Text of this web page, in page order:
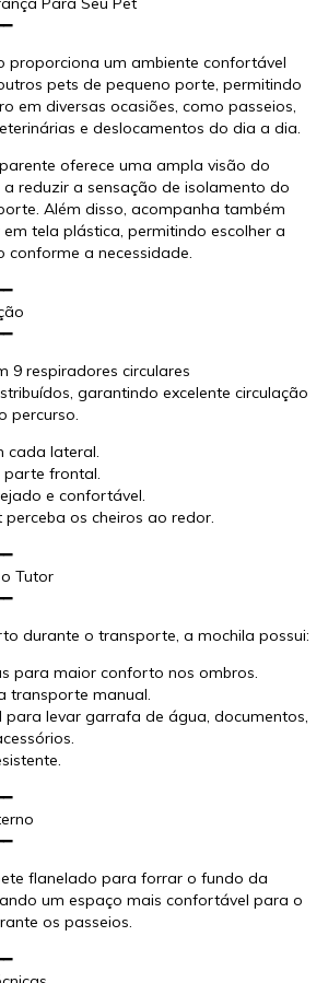
proporciona um ambiente confortável
pets de pequeno porte, permitindo
em diversas ocasiões, como passeios,
e deslocamentos do dia a dia.
oferece uma ampla visão do
reduzir a sensação de isolamento do
Além disso, acompanha também
tela plástica, permitindo escolher a
conforme a necessidade.
9 respiradores circulares
garantindo excelente circulação
percurso.
cada lateral.
frontal.
e confortável.
os cheiros ao redor.
Tutor
durante o transporte, a mochila possui:
para maior conforto nos ombros.
transporte manual.
para levar garrafa de água, documentos,
flanelado para forrar o fundo da
um espaço mais confortável para o
os passeios.